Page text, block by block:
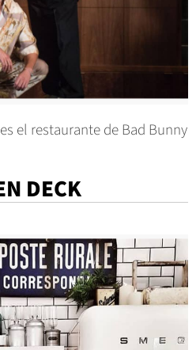
el restaurante de Bad Bunny
DECK